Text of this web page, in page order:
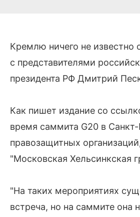
Кремлю ничего не
с представителями
президента РФ Дмитрий
Как пишет издание со
время саммита G20 в
правозащитных
"Московская Хельсинкская
"На таких мероприятиях
встреча, но на саммите она